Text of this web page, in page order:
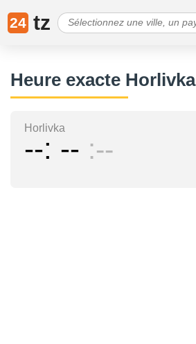
24 tz
Heure exacte Horlivka
Horlivka
-- -- --